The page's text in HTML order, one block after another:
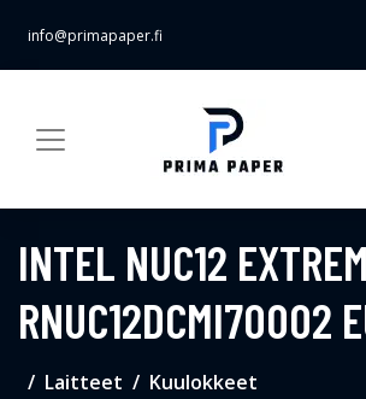
info@primapaper.fi
INTEL NUC12
RNUC12DCMI70002
Laitteet Kuulokkeet